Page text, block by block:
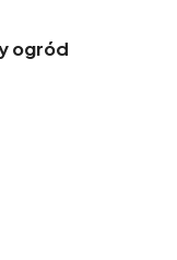
ogród